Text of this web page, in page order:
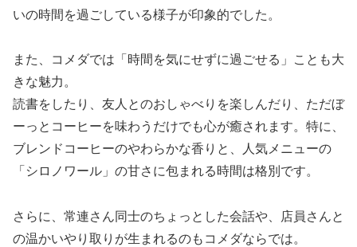
いの時間を過ごしている様子が印象的でした。
また、コメダでは「時間を気にせずに過ごせる」ことも大
きな魅力。
読書をしたり、友人とのおしゃべりを楽しんだり、ただぼ
ーっとコーヒーを味わうだけでも心が癒されます。特に、
ブレンドコーヒーのやわらかな香りと、人気メニューの
「シロノワール」の甘さに包まれる時間は格別です。
さらに、常連さん同士のちょっとした会話や、店員さんと
の温かいやり取りが生まれるのもコメダならでは。